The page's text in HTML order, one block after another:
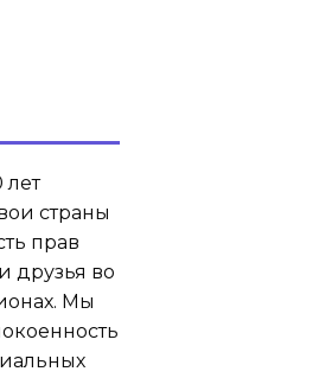
лет
страны
прав
друзья во
Мы